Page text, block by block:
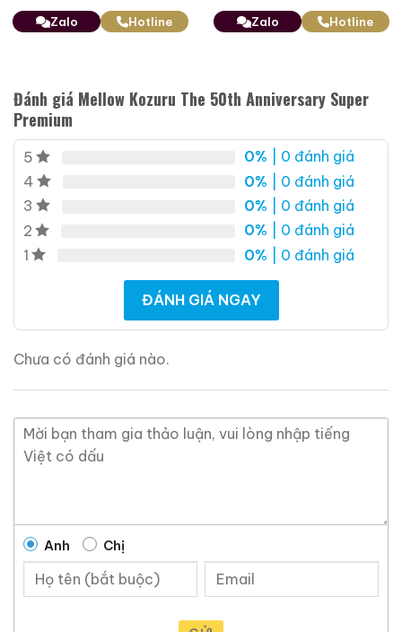
Giới Thiệu Một Số Mẫu Rượu Whisky
Macallan 18 Sherry
Oak 1997
28.680.000₫
Zalo
Macallan 18 Sherry
28.880.000₫
Zalo Hotline Zalo Hotline
Đánh giá Mellow Kozuru The 50th Anniversary Super
Premium
5 0% | 0 đánh giá
4
0% | 0 đánh giá
3
0% | 0 đánh giá
2
0% | 0 đánh giá
1
0% | 0 đánh giá
ĐÁNH GIÁ NGAY
Chưa có đánh giá nào.
Anh Chị